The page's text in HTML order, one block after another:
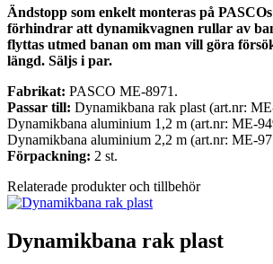
Ändstopp som enkelt monteras på
förhindrar att dynamikvagnen rullar av
flyttas utmed banan om man vill göra
längd. Säljs i par.
Fabrikat: PASCO ME-8971.
Passar till: Dynamikbana rak plast (art.nr:
Dynamikbana aluminium 1,2 m (art.nr: ME-
Dynamikbana aluminium 2,2 m (art.nr: ME-
Förpackning: 2 st.
Relaterade produkter och tillbehör
Dynamikbana rak plast